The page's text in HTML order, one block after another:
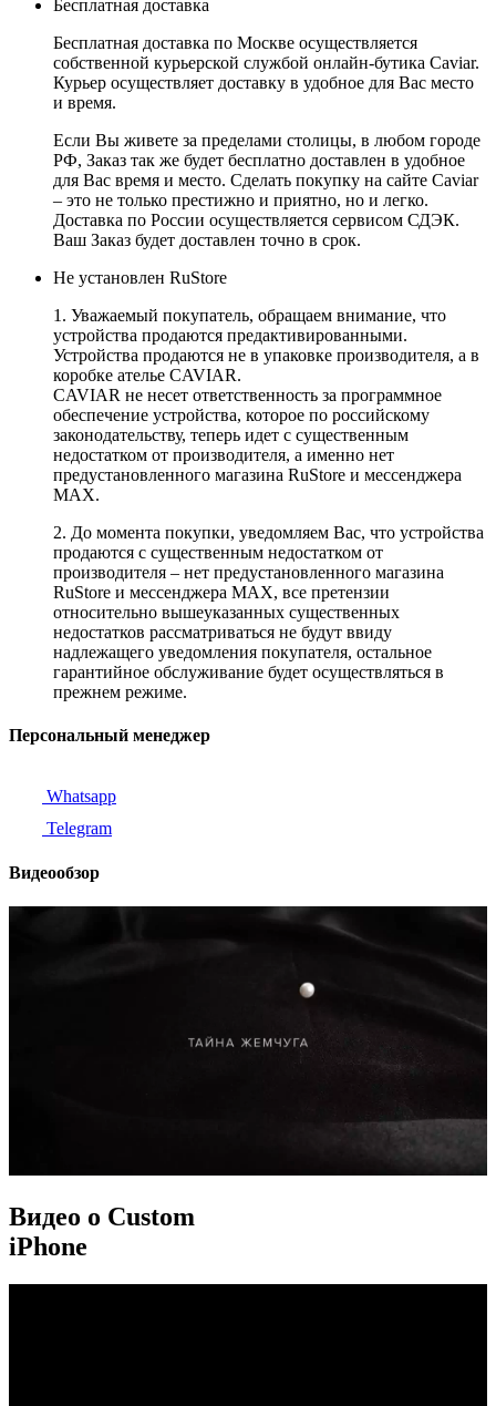
Бесплатная доставка
Бесплатная доставка по Москве осуществляется
собственной курьерской службой онлайн-бутика Caviar.
Курьер осуществляет доставку в удобное для Вас место
и время.
Если Вы живете за пределами столицы, в любом городе
РФ, Заказ так же будет бесплатно доставлен в удобное
для Вас время и место. Сделать покупку на сайте Caviar
– это не только престижно и приятно, но и легко.
Доставка по России осуществляется сервисом СДЭК.
Ваш Заказ будет доставлен точно в срок.
Не установлен RuStore
1. Уважаемый покупатель, обращаем внимание, что
устройства продаются предактивированными.
Устройства продаются не в упаковке производителя, а в
коробке ателье CAVIAR.
CAVIAR не несет ответственность за программное
обеспечение устройства, которое по российскому
законодательству, теперь идет с существенным
недостатком от производителя, а именно нет
предустановленного магазина RuStore и мессенджера
MAX.
2. До момента покупки, уведомляем Вас, что устройства
продаются с существенным недостатком от
производителя – нет предустановленного магазина
RuStore и мессенджера MAX, все претензии
относительно вышеуказанных существенных
недостатков рассматриваться не будут ввиду
надлежащего уведомления покупателя, остальное
гарантийное обслуживание будет осуществляться в
прежнем режиме.
Персональный менеджер
Whatsapp
Telegram
Видеообзор
Видео о Custom
iPhone